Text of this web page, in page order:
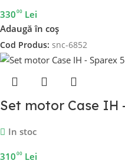
33000 Lei
Adaugă în coș
Cod Produs: snc-6852
Set motor Case IH
In stoc
31000 Lei